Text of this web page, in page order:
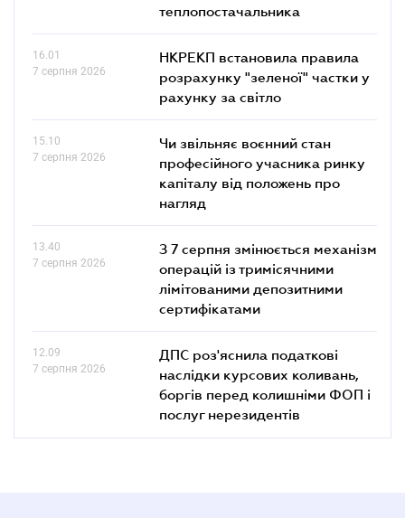
теплопостачальника
16.01
7 серпня 2026
НКРЕКП встановила правила
розрахунку "зеленої" частки у
рахунку за світло
15.10
7 серпня 2026
Чи звільняє воєнний стан
професійного учасника ринку
капіталу від положень про
нагляд
13.40
7 серпня 2026
З 7 серпня змінюється механізм
операцій із тримісячними
лімітованими депозитними
сертифікатами
12.09
7 серпня 2026
ДПС роз'яснила податкові
наслідки курсових коливань,
боргів перед колишніми ФОП і
послуг нерезидентів